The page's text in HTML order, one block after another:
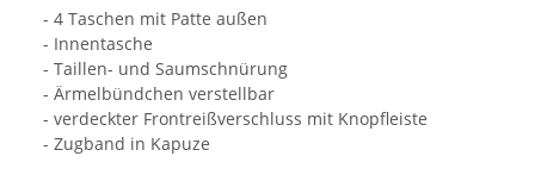
- 4 Taschen mit Patte außen
- Innentasche
- Taillen- und Saumschnürung
- Ärmelbündchen verstellbar
- verdeckter Frontreißverschluss mit Knopfleiste
- Zugband in Kapuze